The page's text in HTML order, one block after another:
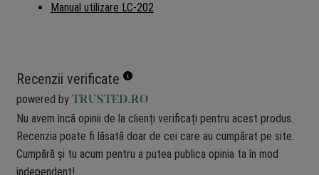
Manual utilizare LC-202
Recenzii verificate
powered by TRUSTED.RO
Nu avem încă opinii de la clienți verificați pentru acest produs.
Recenzia poate fi lăsată doar de cei care au cumpărat pe site.
Cumpără și tu acum pentru a putea publica opinia ta în mod
independent!